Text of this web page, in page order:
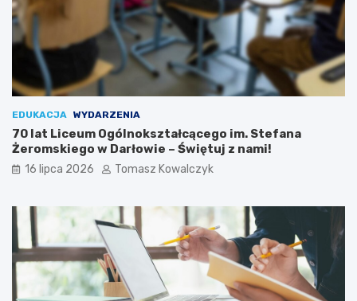
EDUKACJA WYDARZENIA
70 lat Liceum Ogólnokształcącego im. Stefana
Żeromskiego w Darłowie – Świętuj z nami!
16 lipca 2026 Tomasz Kowalczyk